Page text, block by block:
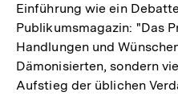
Einführung wie ein
Publikumsmagazin: "Das
Handlungen und
Dämonisierten, sondern
Aufstieg der üblichen